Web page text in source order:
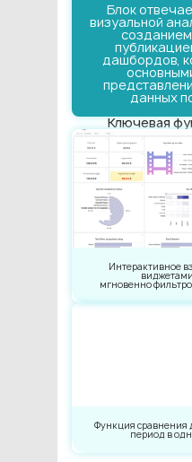
Блок
визуальной
дашбордов,
данных
Ключевая
Интерактивное
мгновенно
Функция сравнения
период в